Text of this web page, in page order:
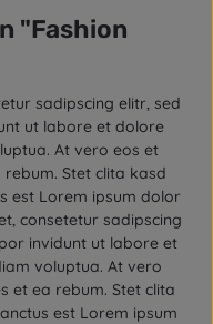
"Fashion
sadipscing elitr, sed
ut labore et dolore
At vero eos et
Stet clita kasd
est Lorem ipsum dolor
consetetur sadipscing
invidunt ut labore et
voluptua. At vero
et ea rebum. Stet clita
est Lorem ipsum